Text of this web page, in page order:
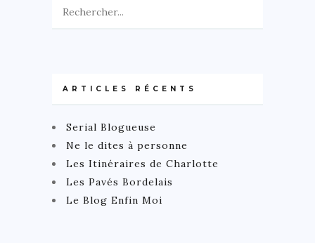
ARTICLES RÉCENTS
Serial Blogueuse
Ne le dites à personne
Les Itinéraires de Charlotte
Les Pavés Bordelais
Le Blog Enfin Moi